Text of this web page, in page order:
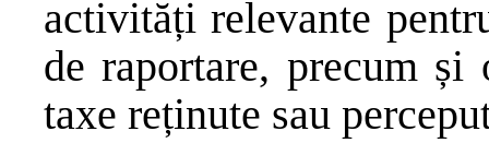
activități relevante
de raportare, precum și
taxe reținute sau